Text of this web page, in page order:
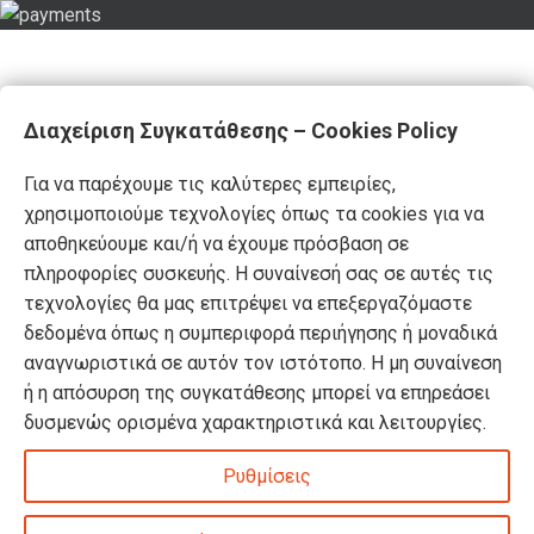
Διαχείριση Συγκατάθεσης – Cookies Policy
Για να παρέχουμε τις καλύτερες εμπειρίες,
χρησιμοποιούμε τεχνολογίες όπως τα cookies για να
αποθηκεύουμε και/ή να έχουμε πρόσβαση σε
πληροφορίες συσκευής. Η συναίνεσή σας σε αυτές τις
τεχνολογίες θα μας επιτρέψει να επεξεργαζόμαστε
δεδομένα όπως η συμπεριφορά περιήγησης ή μοναδικά
αναγνωριστικά σε αυτόν τον ιστότοπο. Η μη συναίνεση
ή η απόσυρση της συγκατάθεσης μπορεί να επηρεάσει
δυσμενώς ορισμένα χαρακτηριστικά και λειτουργίες.
Ρυθμίσεις